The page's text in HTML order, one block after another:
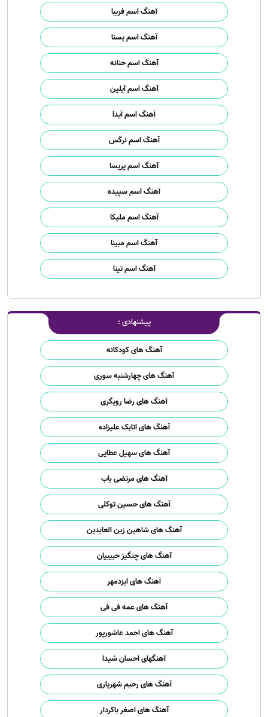
آهنگ اسم فریبا
آهنگ اسم یسنا
آهنگ اسم حنانه
آهنگ اسم آیلین
آهنگ اسم آیدا
آهنگ اسم نرگس
آهنگ اسم پریسا
آهنگ اسم سپیده
آهنگ اسم ملیکا
آهنگ اسم مبینا
آهنگ اسم تینا
پیشنهادی :
آهنگ های کودکانه
آهنگ های چهارشنبه سوری
آهنگ های رضا رویگری
آهنگ های اتابک علیزاده
آهنگ های سهیل عطایی
آهنگ های مرتضی باب
آهنگ های حسین توکلی
آهنگ های شاهین زین العابدین
آهنگ های چنگیز حبیبیان
آهنگ های ایزدمهر
آهنگ های عمه فی فی
آهنگ های احمد عاشورپور
آهنگهای احسان شیدا
آهنگ های رحیم شهریاری
آهنگ های اصغر باکردار